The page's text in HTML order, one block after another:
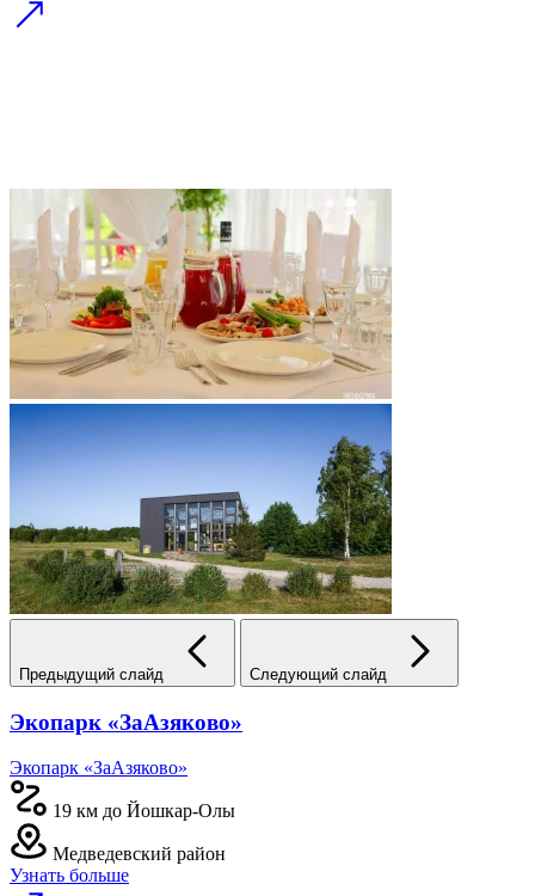
Предыдущий слайд Следующий слайд
Экопарк «ЗаАзяково»
Экопарк «ЗаАзяково»
19 км до Йошкар-Олы
Медведевский район
Узнать больше